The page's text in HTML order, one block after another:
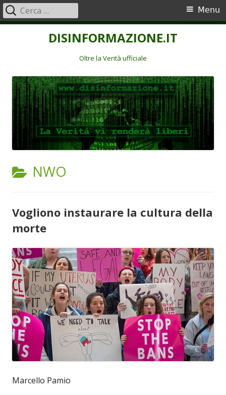
DISINFORMAZIONE.IT
Oltre la Verità ufficiale
Menu
principale
Menu
Ricerca
per:
CATEGORIA:
NWO
Vogliono instaurare la cultura della
morte
Marcello Pamio